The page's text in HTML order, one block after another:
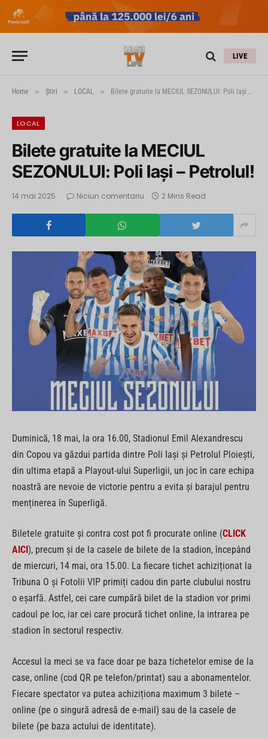
LIVE
Home » Știri » LOCAL » Bilete gratuite la MECIUL SEZONULUI: Poli Iași – Petrolul!
LOCAL
Bilete gratuite la MECIUL
SEZONULUI: Poli Iași – Petrolul!
14 mai 2025 Niciun comentariu 2 Mins Read
Duminică, 18 mai, la ora 16.00, Stadionul Emil Alexandrescu
din Copou va găzdui partida dintre Poli Iași și Petrolul Ploiești,
din ultima etapă a Playout-ului Superligii, un joc în care echipa
noastră are nevoie de victorie pentru a evita și barajul pentru
menținerea în Superligă.
Biletele gratuite și contra cost pot fi procurate online (CLICK
AICI ), precum și de la casele de bilete de la stadion, începând
de miercuri, 14 mai, ora 15.00. La fiecare tichet achiziționat la
Tribuna O și Fotolii VIP primiți cadou din parte clubului nostru
o eșarfă. Astfel, cei care cumpără bilet de la stadion vor primi
cadoul pe loc, iar cei care procură tichet online, la intrarea pe
stadion în sectorul respectiv.
Accesul la meci se va face doar pe baza tichetelor emise de la
case, online (cod QR pe telefon/printat) sau a abonamentelor.
Fiecare spectator va putea achiziționa maximum 3 bilete –
online (pe o singură adresă de e-mail) sau de la casele de
bilete (pe baza actului de identitate).